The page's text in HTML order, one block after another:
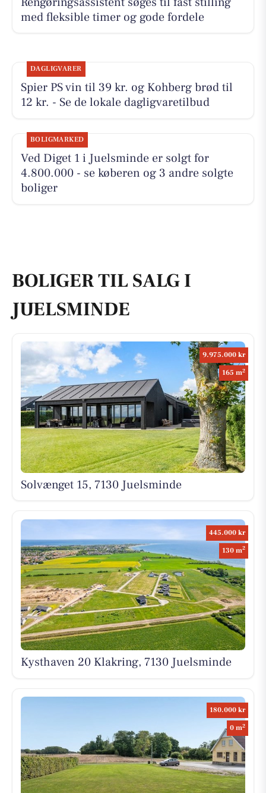
med fleksible timer og gode fordele
DAGLIGVARER
Spier PS vin til 39 kr. og Kohberg brød til
12 kr. - Se de lokale dagligvaretilbud
BOLIGMARKED
Ved Diget 1 i Juelsminde er solgt for
4.800.000 - se køberen og 3 andre solgte
boliger
BOLIGER TIL SALG I
JUELSMINDE
9.975.000 kr
165 m2
Solvænget 15, 7130 Juelsminde
445.000 kr
130 m2
Kysthaven 20 Klakring, 7130 Juelsminde
180.000 kr
0 m2